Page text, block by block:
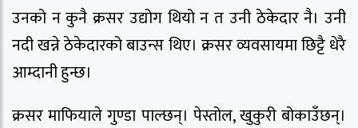
उनको न कुनै क्रसर उद्योग थियो न त उनी ठेकेदार नै। उनी
नदी खन्ने ठेकेदारको बाउन्स थिए। क्रसर व्यवसायमा छिट्टै धेरै
आम्दानी हुन्छ।
क्रसर माफियाले गुण्डा पाल्छन्। पेस्तोल, खुकुरी बोकाउँछन्।